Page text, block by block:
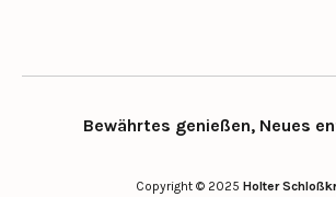
Bewährtes genießen, Neues
Copyright © 2025 Holter